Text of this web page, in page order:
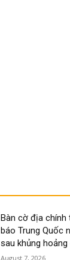
Bàn cờ địa chính
báo Trung Quốc
sau khủng hoảng
August 7, 2026